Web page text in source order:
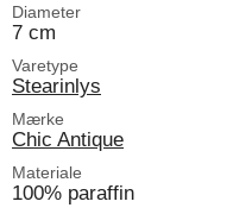
Diameter
7 cm
Varetype
Stearinlys
Mærke
Chic Antique
Materiale
100% paraffin